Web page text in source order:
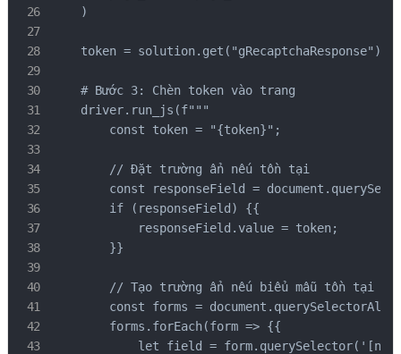
    )
    token = solution.get("gRecaptchaResponse")
    # Bước 3: Chèn token vào trang
    driver.run_js(f"""
        const token = "{token}";
        // Đặt trường ẩn nếu tồn tại
const responseField =
        if (responseField) {{
            responseField.value = token;
        }}
// Tạo trường ẩn nếu biểu mẫu tồn tại
const forms =
        forms.forEach(form => {{
let field =